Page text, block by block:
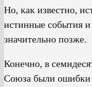
Но, как известно,
истинные события
значительно позже.
Конечно, в
Союза были ошибки